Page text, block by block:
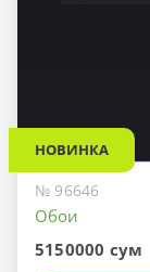
НОВИНКА
№ 96646
Обои
5150000 сум